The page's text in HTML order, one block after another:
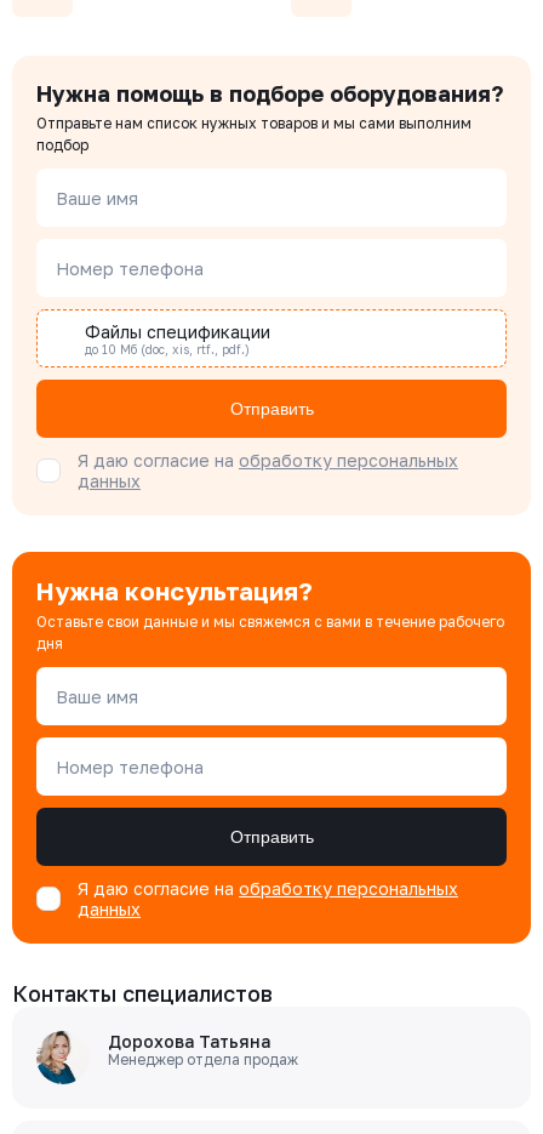
334-250-16
РУ 16
Менеджер по проектным продажам
Специалист отдела снабжения
Специалист отдела продаж
Нужна помощь в подборе оборудования?
Отправьте нам список нужных товаров и мы сами выполним
подбор
Ваше имя
Номер телефона
Файлы спецификации
до 10 Мб (doc, xis, rtf., pdf.)
Отправить
Я даю согласие на обработку персональных
данных
Нужна консультация?
Оставьте свои данные и мы свяжемся с вами в течение рабочего
дня
Ваше имя
Номер телефона
Отправить
Я даю согласие на обработку персональных
данных
Контакты специалистов
Дорохова Татьяна
Менеджер отдела продаж